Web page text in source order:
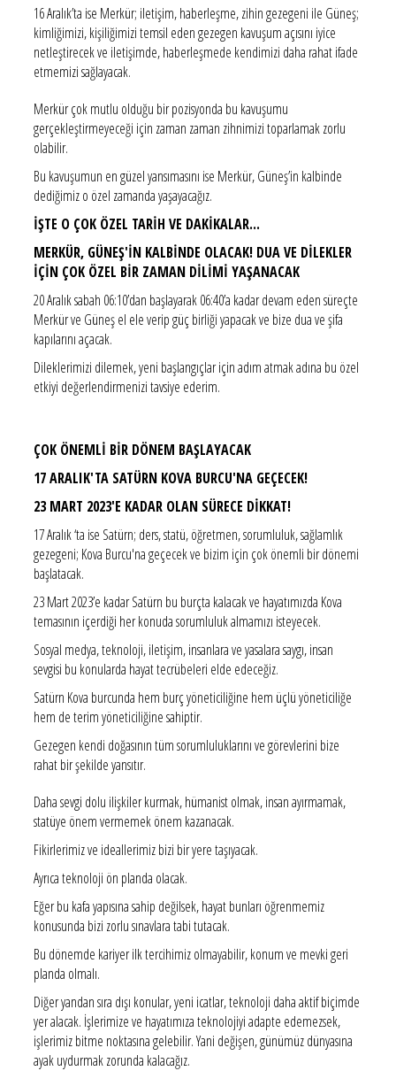
16 Aralık’ta ise Merkür; iletişim, haberleşme, zihin gezegeni ile Güneş;
kimliğimizi, kişiliğimizi temsil eden gezegen kavuşum açısını iyice
netleştirecek ve iletişimde, haberleşmede kendimizi daha rahat ifade
etmemizi sağlayacak.
Merkür çok mutlu olduğu bir pozisyonda bu kavuşumu
gerçekleştirmeyeceği için zaman zaman zihnimizi toparlamak zorlu
olabilir.
Bu kavuşumun en güzel yansımasını ise Merkür, Güneş’in kalbinde
dediğimiz o özel zamanda yaşayacağız.
İŞTE O ÇOK ÖZEL TARİH VE DAKİKALAR...
MERKÜR, GÜNEŞ'İN KALBİNDE OLACAK! DUA VE DİLEKLER
İÇİN ÇOK ÖZEL BİR ZAMAN DİLİMİ YAŞANACAK
20 Aralık sabah 06:10’dan başlayarak 06:40’a kadar devam eden süreçte
Merkür ve Güneş el ele verip güç birliği yapacak ve bize dua ve şifa
kapılarını açacak.
Dileklerimizi dilemek, yeni başlangıçlar için adım atmak adına bu özel
etkiyi değerlendirmenizi tavsiye ederim.
ÇOK ÖNEMLİ BİR DÖNEM BAŞLAYACAK
17 ARALIK'TA SATÜRN KOVA BURCU'NA GEÇECEK!
23 MART 2023'E KADAR OLAN SÜRECE DİKKAT!
17 Aralık ‘ta ise Satürn; ders, statü, öğretmen, sorumluluk, sağlamlık
gezegeni; Kova Burcu'na geçecek ve bizim için çok önemli bir dönemi
başlatacak.
23 Mart 2023’e kadar Satürn bu burçta kalacak ve hayatımızda Kova
temasının içerdiği her konuda sorumluluk almamızı isteyecek.
Sosyal medya, teknoloji, iletişim, insanlara ve yasalara saygı, insan
sevgisi bu konularda hayat tecrübeleri elde edeceğiz.
Satürn Kova burcunda hem burç yöneticiliğine hem üçlü yöneticiliğe
hem de terim yöneticiliğine sahiptir.
Gezegen kendi doğasının tüm sorumluluklarını ve görevlerini bize
rahat bir şekilde yansıtır.
Daha sevgi dolu ilişkiler kurmak, hümanist olmak, insan ayırmamak,
statüye önem vermemek önem kazanacak.
Fikirlerimiz ve ideallerimiz bizi bir yere taşıyacak.
Ayrıca teknoloji ön planda olacak.
Eğer bu kafa yapısına sahip değilsek, hayat bunları öğrenmemiz
konusunda bizi zorlu sınavlara tabi tutacak.
Bu dönemde kariyer ilk tercihimiz olmayabilir, konum ve mevki geri
planda olmalı.
Diğer yandan sıra dışı konular, yeni icatlar, teknoloji daha aktif biçimde
yer alacak. İşlerimize ve hayatımıza teknolojiyi adapte edemezsek,
işlerimiz bitme noktasına gelebilir. Yani değişen, günümüz dünyasına
ayak uydurmak zorunda kalacağız.